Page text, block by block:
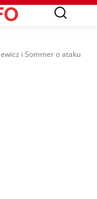
i Sommer o ataku